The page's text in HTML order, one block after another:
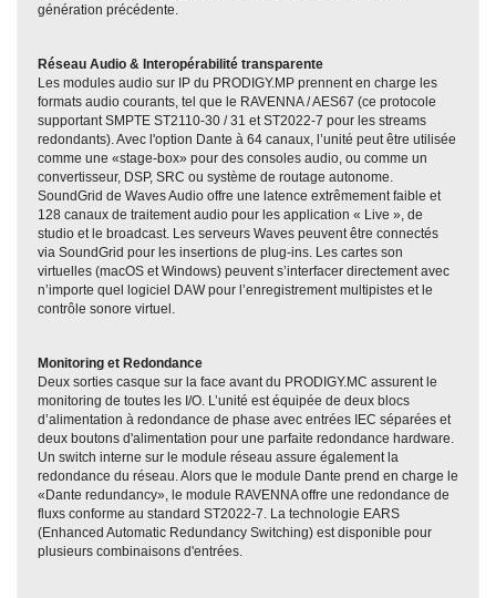
génération précédente.
Réseau Audio & Interopérabilité transparente
Les modules audio sur IP du PRODIGY.MP prennent en charge les
formats audio courants, tel que le RAVENNA / AES67 (ce protocole
supportant SMPTE ST2110-30 / 31 et ST2022-7 pour les streams
redondants). Avec l'option Dante à 64 canaux, l’unité peut être utilisée
comme une «stage-box» pour des consoles audio, ou comme un
convertisseur, DSP, SRC ou système de routage autonome.
SoundGrid de Waves Audio offre une latence extrêmement faible et
128 canaux de traitement audio pour les application « Live », de
studio et le broadcast. Les serveurs Waves peuvent être connectés
via SoundGrid pour les insertions de plug-ins. Les cartes son
virtuelles (macOS et Windows) peuvent s’interfacer directement avec
n’importe quel logiciel DAW pour l’enregistrement multipistes et le
contrôle sonore virtuel.
Monitoring et Redondance
Deux sorties casque sur la face avant du PRODIGY.MC assurent le
monitoring de toutes les I/O. L’unité est équipée de deux blocs
d’alimentation à redondance de phase avec entrées IEC séparées et
deux boutons d'alimentation pour une parfaite redondance hardware.
Un switch interne sur le module réseau assure également la
redondance du réseau. Alors que le module Dante prend en charge le
«Dante redundancy», le module RAVENNA offre une redondance de
fluxs conforme au standard ST2022-7. La technologie EARS
(Enhanced Automatic Redundancy Switching) est disponible pour
plusieurs combinaisons d'entrées.